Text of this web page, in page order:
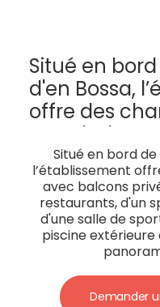
Situé en
d'en Bossa,
offre des
avec
dispose de
d'un spa
intérieure,
ouverte
extérieure
avec vue
mer.
Situé en bord
l’établissement
avec balcons
restaurants, d'un
d'une salle de
piscine
Demander